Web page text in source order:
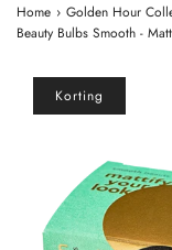
Home › Golden Hour
Beauty Bulbs Smooth -
Korting